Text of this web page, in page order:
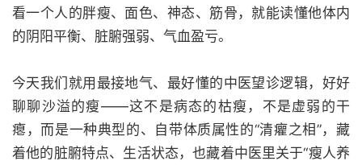
看一个人的胖瘦、面色、神态、筋骨，就能读懂他体内
的阴阳平衡、脏腑强弱、气血盈亏。
今天我们就用最接地气、最好懂的中医望诊逻辑，好好
聊聊沙溢的瘦——这不是病态的枯瘦，不是虚弱的干
瘪，而是一种典型的、自带体质属性的“清癯之相”，藏
着他的脏腑特点、生活状态，也藏着中医里关于“瘦人养